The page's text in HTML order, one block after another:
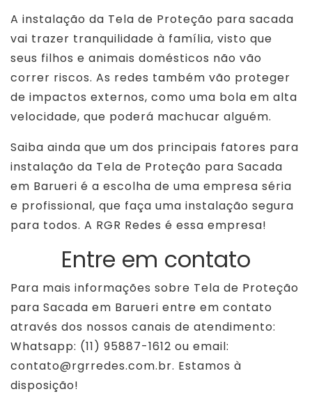
A instalação da Tela de Proteção para sacada
vai trazer tranquilidade à família, visto que
seus filhos e animais domésticos não vão
correr riscos. As redes também vão proteger
de impactos externos, como uma bola em alta
velocidade, que poderá machucar alguém.
Saiba ainda que um dos principais fatores para
instalação da Tela de Proteção para Sacada
em Barueri é a escolha de uma empresa séria
e profissional, que faça uma instalação segura
para todos. A RGR Redes é essa empresa!
Entre em contato
Para mais informações sobre Tela de Proteção
para Sacada em Barueri entre em contato
através dos nossos canais de atendimento:
Whatsapp: (11) 95887-1612 ou email:
contato@rgrredes.com.br. Estamos à
disposição!